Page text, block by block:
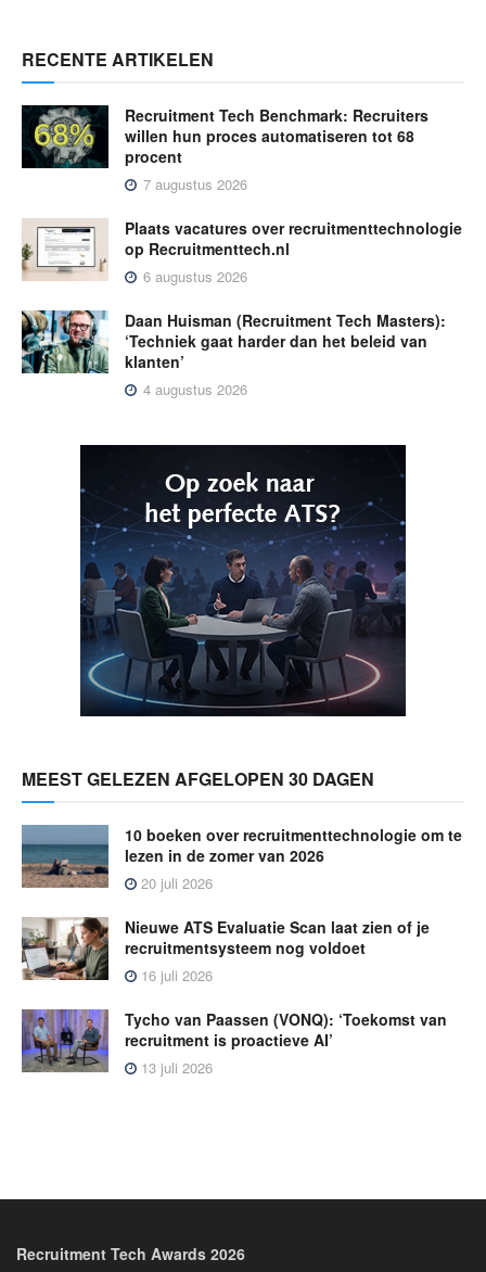
RECENTE ARTIKELEN
Recruitment Tech Benchmark: Recruiters
willen hun proces automatiseren tot 68
procent
7 augustus 2026
Plaats vacatures over recruitmenttechnologie
op Recruitmenttech.nl
6 augustus 2026
Daan Huisman (Recruitment Tech Masters):
‘Techniek gaat harder dan het beleid van
klanten’
4 augustus 2026
MEEST GELEZEN AFGELOPEN 30 DAGEN
10 boeken over recruitmenttechnologie om te
lezen in de zomer van 2026
20 juli 2026
Nieuwe ATS Evaluatie Scan laat zien of je
recruitmentsysteem nog voldoet
16 juli 2026
Tycho van Paassen (VONQ): ‘Toekomst van
recruitment is proactieve AI’
13 juli 2026
Recruitment Tech Awards 2026